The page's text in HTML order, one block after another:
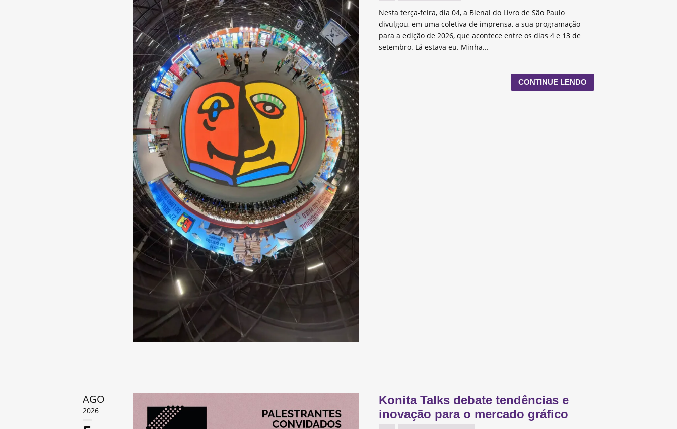
Nesta terça-feira, dia 04, a Bienal do Livro de São Paulo
divulgou, em uma coletiva de imprensa, a sua programação
para a edição de 2026, que acontece entre os dias 4 e 13 de
setembro. Lá estava eu. Minha...
CONTINUE LENDO
AGO
2026
Konita Talks debate tendências e
inovação para o mercado gráfico